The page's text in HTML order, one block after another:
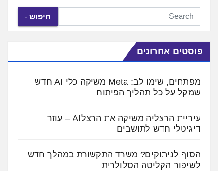
חיפוש
פוסטים אחרונים
מפתחים, שימו לב: Meta משיקה כלי AI חדש
שמקל על כל תהליך הפיתוח
עיריית הרצליה משיקה את הרצלAI – עוזר
דיגיטלי חדש לתושבים
הסוף לניתוקים? משרד התקשורת במהלך חדש
לשיפור הקליטה הסלולרית